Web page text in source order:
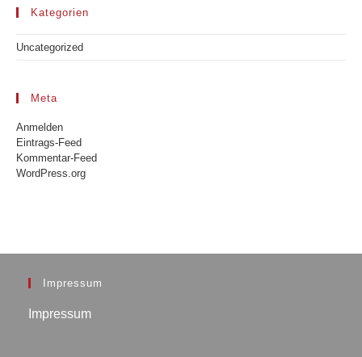
Kategorien
Uncategorized
Meta
Anmelden
Eintrags-Feed
Kommentar-Feed
WordPress.org
Impressum
Impressum